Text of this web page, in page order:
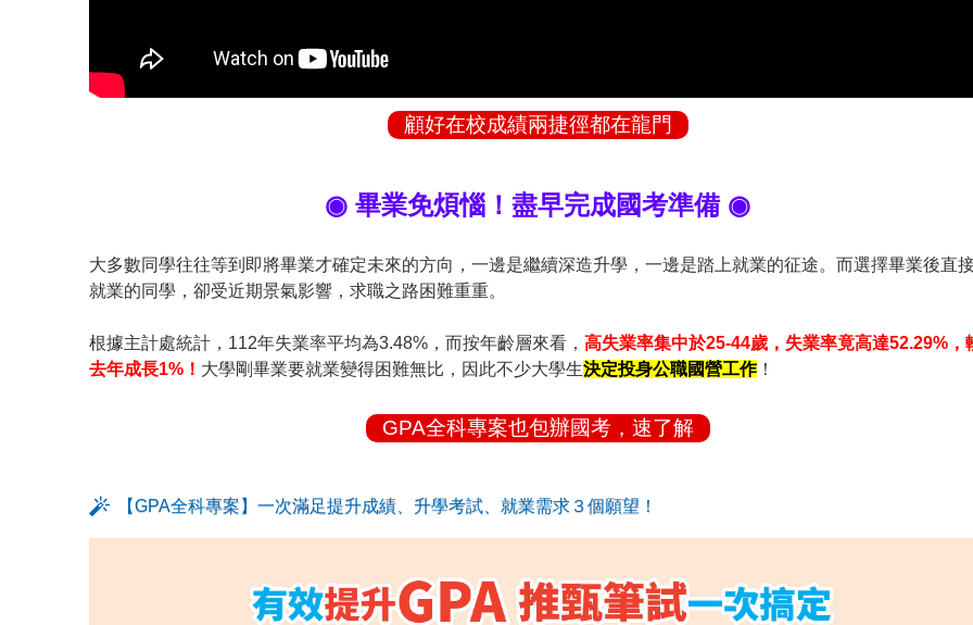
顧好在校成績兩捷徑都在龍門
◉ 畢業免煩惱！盡早完成國考準備 ◉
大多數同學往往等到即將畢業才確定未來的方向，一邊是繼續深造升學，一邊是踏上就業的征途。而選擇畢業後直
就業的同學，卻受近期景氣影響，求職之路困難重重。
根據主計處統計，112年失業率平均為3.48%，而按年齡層來看， 高失業率集中於25-44歲，失業率竟高達52.29%，
去年成長1%！ 大學剛畢業要就業變得困難無比，因此不少大學生決定投身公職國營工作！
GPA全科專案也包辦國考，速了解
【GPA全科專案】一次滿足提升成績、升學考試、就業需求３個願望！